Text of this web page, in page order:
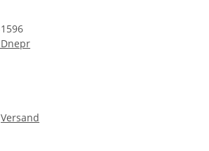
Versand